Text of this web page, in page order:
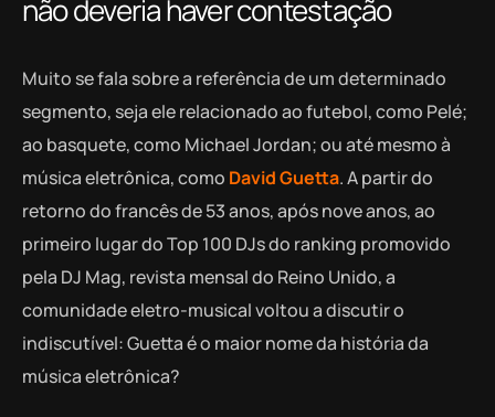
não deveria haver contestação
Muito se fala sobre a referência de um determinado
segmento, seja ele relacionado ao futebol, como Pelé;
ao basquete, como Michael Jordan; ou até mesmo à
música eletrônica, como David Guetta. A partir do
retorno do francês de 53 anos, após nove anos, ao
primeiro lugar do Top 100 DJs do ranking promovido
pela DJ Mag, revista mensal do Reino Unido, a
comunidade eletro-musical voltou a discutir o
indiscutível: Guetta é o maior nome da história da
música eletrônica?